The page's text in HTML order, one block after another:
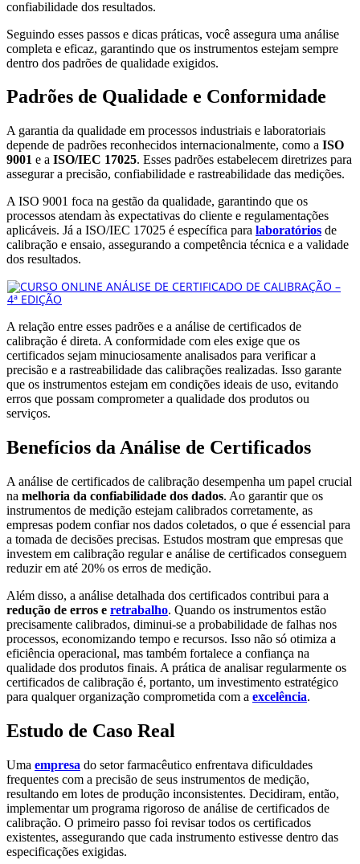
confiabilidade dos resultados.
Seguindo esses passos e dicas práticas, você assegura uma análise
completa e eficaz, garantindo que os instrumentos estejam sempre
dentro dos padrões de qualidade exigidos.
Padrões de Qualidade e Conformidade
A garantia da qualidade em processos industriais e laboratoriais
depende de padrões reconhecidos internacionalmente, como a ISO
9001 e a ISO/IEC 17025. Esses padrões estabelecem diretrizes para
assegurar a precisão, confiabilidade e rastreabilidade das medições.
A ISO 9001 foca na gestão da qualidade, garantindo que os
processos atendam às expectativas do cliente e regulamentações
aplicáveis. Já a ISO/IEC 17025 é específica para laboratórios de
calibração e ensaio, assegurando a competência técnica e a validade
dos resultados.
A relação entre esses padrões e a análise de certificados de
calibração é direta. A conformidade com eles exige que os
certificados sejam minuciosamente analisados para verificar a
precisão e a rastreabilidade das calibrações realizadas. Isso garante
que os instrumentos estejam em condições ideais de uso, evitando
erros que possam comprometer a qualidade dos produtos ou
serviços.
Benefícios da Análise de Certificados
A análise de certificados de calibração desempenha um papel crucial
na melhoria da confiabilidade dos dados. Ao garantir que os
instrumentos de medição estejam calibrados corretamente, as
empresas podem confiar nos dados coletados, o que é essencial para
a tomada de decisões precisas. Estudos mostram que empresas que
investem em calibração regular e análise de certificados conseguem
reduzir em até 20% os erros de medição.
Além disso, a análise detalhada dos certificados contribui para a
redução de erros e retrabalho. Quando os instrumentos estão
precisamente calibrados, diminui-se a probabilidade de falhas nos
processos, economizando tempo e recursos. Isso não só otimiza a
eficiência operacional, mas também fortalece a confiança na
qualidade dos produtos finais. A prática de analisar regularmente os
certificados de calibração é, portanto, um investimento estratégico
para qualquer organização comprometida com a excelência.
Estudo de Caso Real
Uma empresa do setor farmacêutico enfrentava dificuldades
frequentes com a precisão de seus instrumentos de medição,
resultando em lotes de produção inconsistentes. Decidiram, então,
implementar um programa rigoroso de análise de certificados de
calibração. O primeiro passo foi revisar todos os certificados
existentes, assegurando que cada instrumento estivesse dentro das
especificações exigidas.